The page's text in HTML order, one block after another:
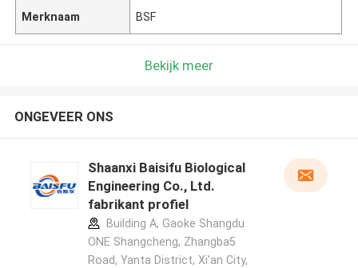
Merknaam BSF
Bekijk meer
ONGEVEER ONS
Shaanxi Baisifu Biological
Engineering Co., Ltd.
fabrikant profiel
Building A, Gaoke Shangdu
ONE Shangcheng, Zhangba5
Road, Yanta District, Xi'an City,